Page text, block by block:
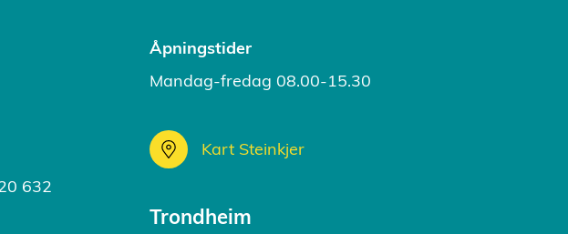
632
Åpningstider
Mandag-fredag 08.00-15.30
Kart Steinkjer
Trondheim